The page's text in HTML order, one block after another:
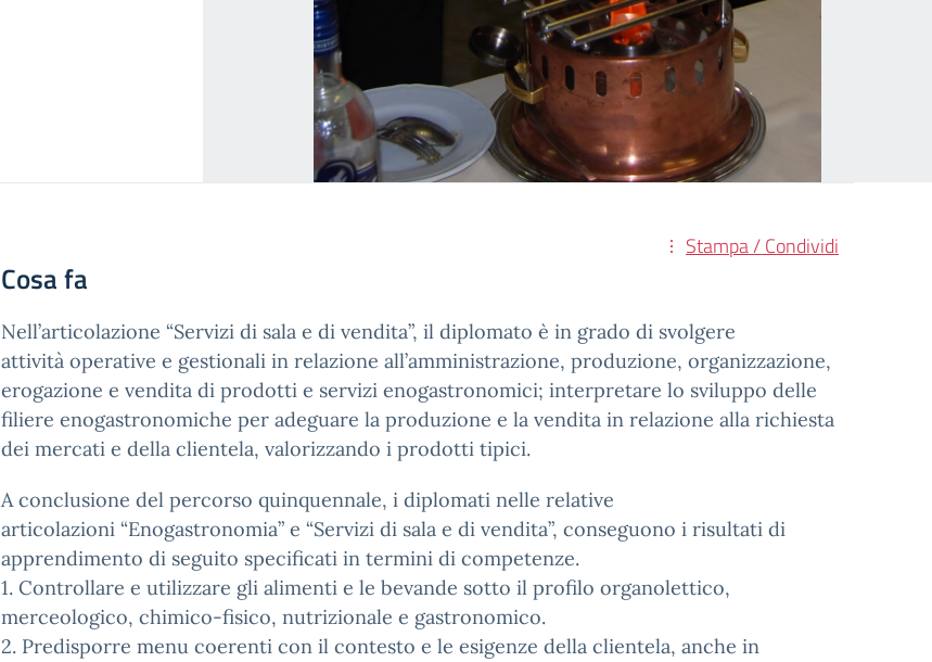
Stampa / Condividi
Cosa fa
Nell’articolazione “Servizi di sala e di vendita”, il diplomato è in grado di svolgere
attività operative e gestionali in relazione all’amministrazione, produzione, organizzazione,
erogazione e vendita di prodotti e servizi enogastronomici; interpretare lo sviluppo delle
filiere enogastronomiche per adeguare la produzione e la vendita in relazione alla richiesta
dei mercati e della clientela, valorizzando i prodotti tipici.
A conclusione del percorso quinquennale, i diplomati nelle relative
articolazioni “Enogastronomia” e “Servizi di sala e di vendita”, conseguono i risultati di
apprendimento di seguito specificati in termini di competenze.
1. Controllare e utilizzare gli alimenti e le bevande sotto il profilo organolettico,
merceologico, chimico-fisico, nutrizionale e gastronomico.
2. Predisporre menu coerenti con il contesto e le esigenze della clientela, anche in